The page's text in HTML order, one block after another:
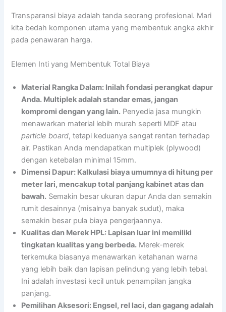
Transparansi biaya adalah tanda seorang profesional. Mari
kita bedah komponen utama yang membentuk angka akhir
pada penawaran harga.
Elemen Inti yang Membentuk Total Biaya
Material Rangka Dalam: Inilah fondasi perangkat dapur
Anda. Multiplek adalah standar emas, jangan
kompromi dengan yang lain. Penyedia jasa mungkin
menawarkan material lebih murah seperti MDF atau
particle board, tetapi keduanya sangat rentan terhadap
air. Pastikan Anda mendapatkan multiplek (plywood)
dengan ketebalan minimal 15mm.
Dimensi Dapur: Kalkulasi biaya umumnya di hitung per
meter lari, mencakup total panjang kabinet atas dan
bawah. Semakin besar ukuran dapur Anda dan semakin
rumit desainnya (misalnya banyak sudut), maka
semakin besar pula biaya pengerjaannya.
Kualitas dan Merek HPL: Lapisan luar ini memiliki
tingkatan kualitas yang berbeda. Merek-merek
terkemuka biasanya menawarkan ketahanan warna
yang lebih baik dan lapisan pelindung yang lebih tebal.
Ini adalah investasi kecil untuk penampilan jangka
panjang.
Pemilihan Aksesori: Engsel, rel laci, dan gagang adalah